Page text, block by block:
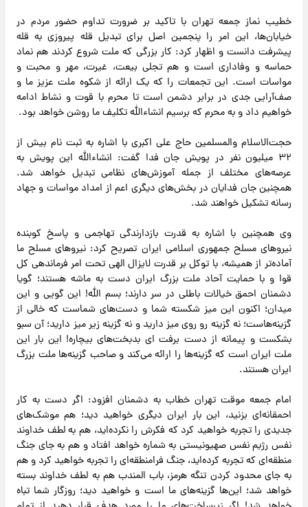
خطیب نماز جمعه تهران با تاکید بر ضرورت تداوم حضور مردم در
خیابان‌ها، این امر را پنجمین اصل برای تبدیل قله پیروزی به قله
پیشرفت دانست و اظهار کرد: کار بزرگی که ملت شروع کردند هم نماد
حماسه و وفاداری است و هم تجلی بیعت، غیرت، مهر و محبت و
مواسات است. این تجمعات را که یک ارائه از شکوه ملت عزیز ما و
صف‌آرایی جدی در برابر دشمن است تا محرم با قوت و نشاط ادامه
خواهیم داد و به محرم که برسیم انشاءالله تکلیف ما روشن خواهد بود.
حجت‌الاسلام والمسلمین حاج علی اکبری با اشاره به ثبت نام بیش از
۳۲ میلیون نفر در پویش جان فدا گفت: انشاءالله این پویش به
عرصه‌های مختلف از جمله آموزش‌های نظامی تبدیل خواهد شد.
همچنین جان فدایان در بخش‌های دیگری اعم از امداد مواسات و جهاد
رسانه تشکیل خواهند شد.
وی همچنین با اشاره به قدرت بازدارندگی تهاجمی و پاسخ کوبنده
نیروهای مسلح جمهوری اسلامی ایران تصریح کرد: نیروهای مسلح ما
آماده‌تر از همیشه، با توکل بر قدرت لایزال الهی تحت امر فرماندهی کل
قوا و با حمایت آحاد ملت بزرگ ایران دست به ماشه هستند؛ گویا
دشمنان احمق خیالات باطلی در سر دارند؛ بسم الله! این گویی و این
میدان؛ اکنون این میز شکسته شما و دست‌های شماست که خالی از
گزینه‌هاست؛ نه گزینه رو روی میز دارید و نه گزینه زیر میز دارید؛ آن سبو
بشکست و پیمانه از دست برفت ای بدبخت‌های بیچاره! این بار این
ملت ایران است که گزینه‌ها را ارائه می‌کند و صاحب گزینه‌ها ملت بزرگ
ایران هستند.
امام جمعه موقت تهران خطاب به دشمنان افزود: اگر دست به کار
احمقانه‌ای بزنید، این بار ایران دیگری خواهید دید؛ هم موشک‌های
جدیدی را تجربه خواهید کرد که فکرش را نکرده‌اید، هم به لطف خداوند
نفس رژیم نفس صهیونیستی به شماره خواهد افتاد و هم به جای جنگ
منطقه‌ای که تجربه کرده‌اید، جنگ فرامنطقه‌ای را تجربه خواهید کرد و هم
به جای محدود کردن تنگه هرمز، باب المندب هم به لطف خداوند بسته
خواهد شد؛ این‌ها گزینه‌های ما است و خواهید دید؛ روزگار شما تباه